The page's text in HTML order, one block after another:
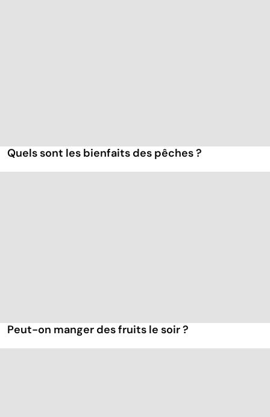
Quels sont les bienfaits des pêches ?
Peut-on manger des fruits le soir ?